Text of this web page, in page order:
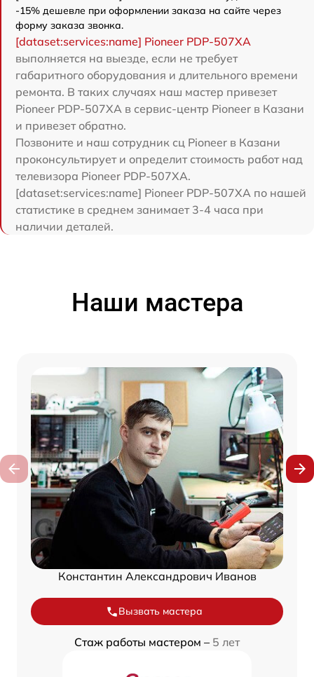
-15% дешевле при оформлении заказа на сайте через
форму заказа звонка.
[dataset:services:name] Pioneer PDP-507XA
выполняется на выезде, если не требует
габаритного оборудования и длительного времени
ремонта. В таких случаях наш мастер привезет
Pioneer PDP-507XA в сервис-центр Pioneer в Казани
и привезет обратно.
Позвоните и наш сотрудник сц Pioneer в Казани
проконсультирует и определит стоимость работ над
телевизора Pioneer PDP-507XA.
[dataset:services:name] Pioneer PDP-507XA по нашей
статистике в среднем занимает 3-4 часа при
наличии деталей.
Наши мастера
Константин Александрович Иванов
Вызвать мастера
Стаж работы мастером – 5 лет